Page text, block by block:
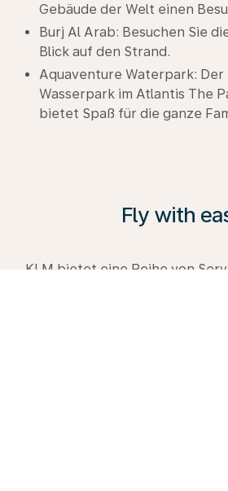
Gebäude der Welt einen
Burj Al Arab: Besuchen Sie
Blick auf den Strand.
Aquaventure Waterpark: Der
Wasserpark im Atlantis The
bietet Spaß für die ganze
Fly with
KLM bietet eine Reihe von